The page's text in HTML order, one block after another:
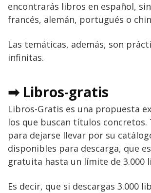
encontrarás libros en español,
francés, alemán, portugués o
Las temáticas, además, son
infinitas.
➡ Libros-gratis
Libros-Gratis es una propuesta
los que buscan títulos concretos.
para dejarse llevar por su
disponibles para descarga, que
gratuita hasta un límite de 3.000
Es decir, que si descargas 3.000